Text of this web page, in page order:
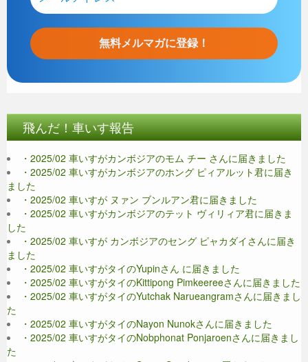
飛んだ！車いす報告
・2025/02 車いすがカンボジアのモム チー さんに届きました
・2025/02 車いすがカンボジアのホング ピィアルット君に届き
ました
・2025/02 車いすが ヌァン ブンルアン君に届きました
・2025/02 車いすがカンボジアのテット ヴィリィア君に届きま
した
・2025/02 車いすが カンボジアのセング ピャカダイさんに届き
ました
・2025/02 車いすがタイのYupinさん に届きました
・2025/02 車いすがタイのKittipong Pimkeereeさんに届きました
・2025/02 車いすがタイのYutchak Narueangramさんに届きまし
た
・2025/02 車いすがタイのNayon Nunokさんに届きました
・2025/02 車いすがタイのNobphonat Ponjaroenさんに届きまし
た